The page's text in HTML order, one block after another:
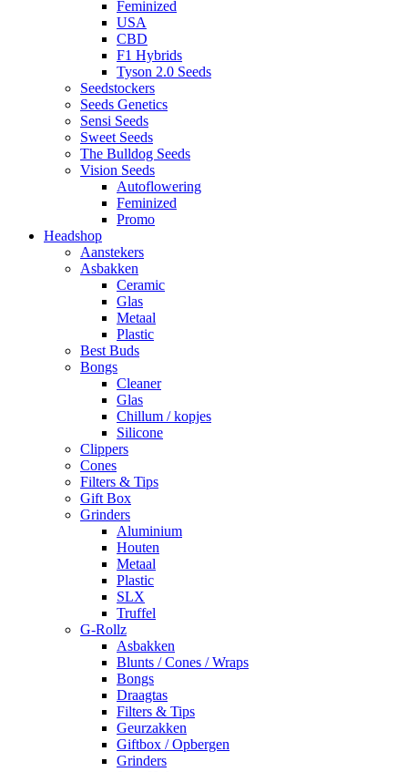
Feminized
USA
CBD
F1 Hybrids
Tyson 2.0 Seeds
Seedstockers
Seeds Genetics
Sensi Seeds
Sweet Seeds
The Bulldog Seeds
Vision Seeds
Autoflowering
Feminized
Promo
Headshop
Aanstekers
Asbakken
Ceramic
Glas
Metaal
Plastic
Best Buds
Bongs
Cleaner
Glas
Chillum / kopjes
Silicone
Clippers
Cones
Filters & Tips
Gift Box
Grinders
Aluminium
Houten
Metaal
Plastic
SLX
Truffel
G-Rollz
Asbakken
Blunts / Cones / Wraps
Bongs
Draagtas
Filters & Tips
Geurzakken
Giftbox / Opbergen
Grinders